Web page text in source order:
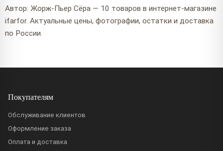
Автор: Жорж-Пьер Сёра — 10 товаров в интернет-магазине
ifarfor. Актуальные цены, фотографии, остатки и доставка
по России.
Покупателям
Обслуживание клиентов
Оформление заказа
Оплата и доставка